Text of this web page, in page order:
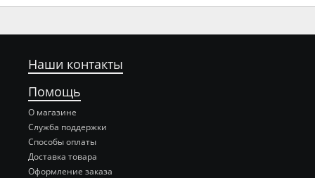
Наши контакты
Помощь
О магазине
Служба поддержки
Способы оплаты
Доставка товара
Оформление заказа